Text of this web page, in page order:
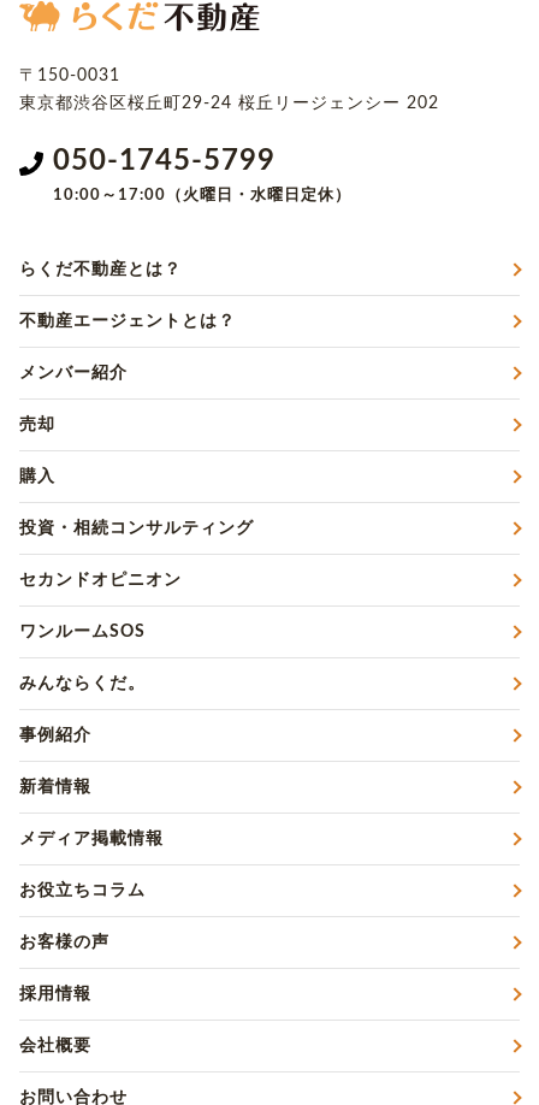
〒150-0031
東京都渋谷区桜丘町29-24 桜丘リージェンシー 202
050-1745-5799
10:00～17:00（火曜日・水曜日定休）
らくだ不動産とは？
不動産エージェントとは？
メンバー紹介
売却
購入
投資・相続コンサルティング
セカンドオピニオン
ワンルームSOS
みんならくだ。
事例紹介
新着情報
メディア掲載情報
お役立ちコラム
お客様の声
採用情報
会社概要
お問い合わせ